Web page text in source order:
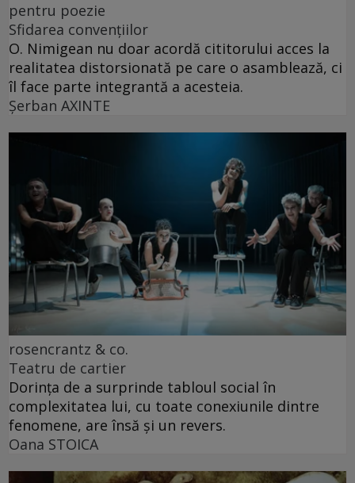
pentru poezie
Sfidarea convențiilor
O. Nimigean nu doar acordă cititorului acces la
realitatea distorsionată pe care o asamblează, ci
îl face parte integrantă a acesteia.
Şerban AXINTE
rosencrantz & co.
Teatru de cartier
Dorința de a surprinde tabloul social în
complexitatea lui, cu toate conexiunile dintre
fenomene, are însă și un revers.
Oana STOICA